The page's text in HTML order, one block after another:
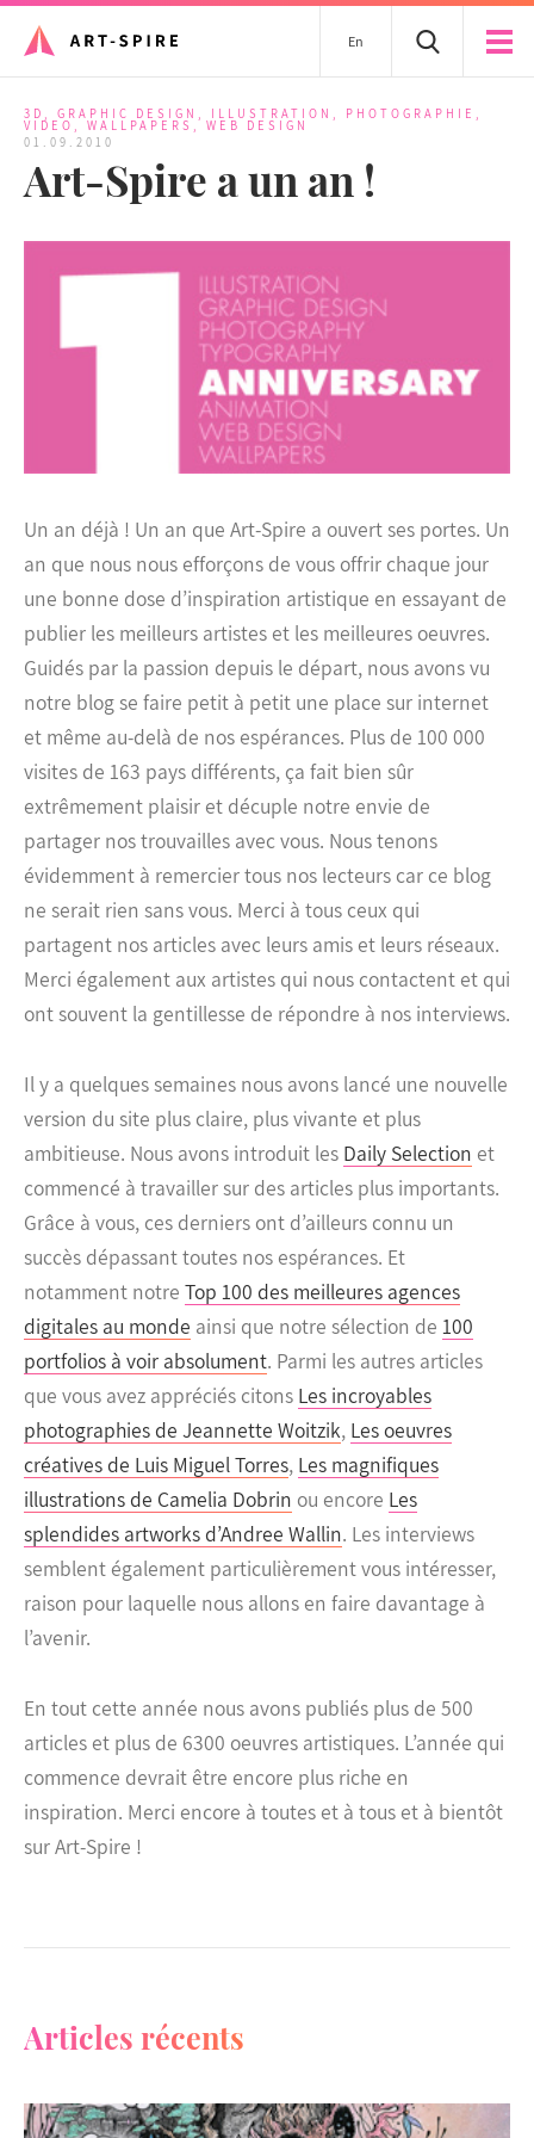
En
3D , GRAPHIC DESIGN , ILLUSTRATION , PHOTOGRAPHIE ,
VIDEO , WALLPAPERS , WEB DESIGN
01.09.2010
Art-Spire a un an !
Un an déjà ! Un an que Art-Spire a ouvert ses portes. Un
an que nous nous efforçons de vous offrir chaque jour
une bonne dose d’inspiration artistique en essayant de
publier les meilleurs artistes et les meilleures oeuvres.
Guidés par la passion depuis le départ, nous avons vu
notre blog se faire petit à petit une place sur internet
et même au-delà de nos espérances. Plus de 100 000
visites de 163 pays différents, ça fait bien sûr
extrêmement plaisir et décuple notre envie de
partager nos trouvailles avec vous. Nous tenons
évidemment à remercier tous nos lecteurs car ce blog
ne serait rien sans vous. Merci à tous ceux qui
partagent nos articles avec leurs amis et leurs réseaux.
Merci également aux artistes qui nous contactent et qui
ont souvent la gentillesse de répondre à nos interviews.
Il y a quelques semaines nous avons lancé une nouvelle
version du site plus claire, plus vivante et plus
ambitieuse. Nous avons introduit les Daily Selection et
commencé à travailler sur des articles plus importants.
Grâce à vous, ces derniers ont d’ailleurs connu un
succès dépassant toutes nos espérances. Et
notamment notre Top 100 des meilleures agences
digitales au monde ainsi que notre sélection de 100
portfolios à voir absolument. Parmi les autres articles
que vous avez appréciés citons Les incroyables
photographies de Jeannette Woitzik, Les oeuvres
créatives de Luis Miguel Torres, Les magnifiques
illustrations de Camelia Dobrin ou encore Les
splendides artworks d’Andree Wallin. Les interviews
semblent également particulièrement vous intéresser,
raison pour laquelle nous allons en faire davantage à
l’avenir.
En tout cette année nous avons publiés plus de 500
articles et plus de 6300 oeuvres artistiques. L’année qui
commence devrait être encore plus riche en
inspiration. Merci encore à toutes et à tous et à bientôt
sur Art-Spire !
Articles récents